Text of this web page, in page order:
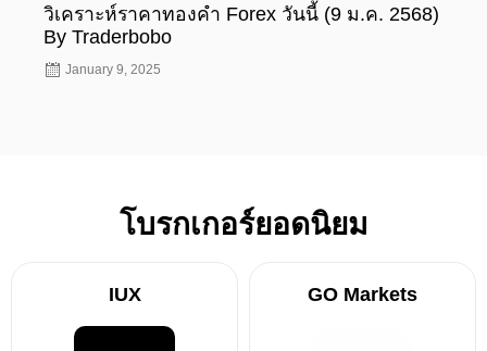
วิเคราะห์ราคาทองคำ Forex วันนี้ (9 ม.ค. 2568)
By Traderbobo
January 9, 2025
โบรกเกอร์ยอดนิยม
IUX GO Markets